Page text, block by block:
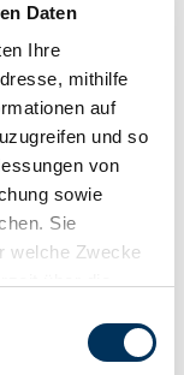
Daten
Ihre
mithilfe
auf
und so
von
sowie
Sie
welche Zwecke
66 Auctions - For